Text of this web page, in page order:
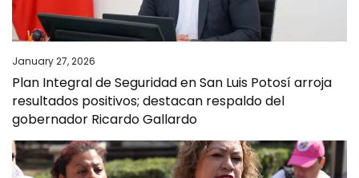
January 27, 2026
Plan Integral de Seguridad en San Luis Potosí arroja
resultados positivos; destacan respaldo del
gobernador Ricardo Gallardo